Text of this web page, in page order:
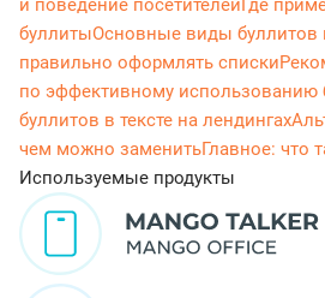
и поведение посетителейГде
буллитыОсновные виды буллитов
правильно оформлять списки
по эффективному использованию
буллитов в тексте на лендингах
чем можно заменитьГлавное: что
Используемые продукты